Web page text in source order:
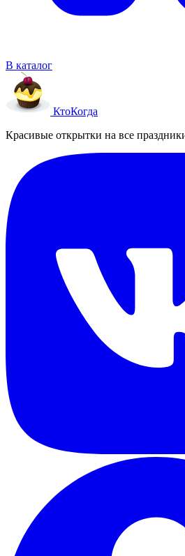
В каталог
КтоКогда
Красивые открытки на все